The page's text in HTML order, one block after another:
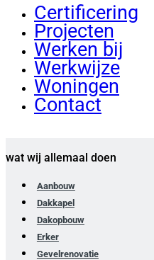
Certificering
Projecten
Werken bij
Werkwijze
Woningen
Contact
wat wij allemaal doen
Aanbouw
Dakkapel
Dakopbouw
Erker
Gevelrenovatie